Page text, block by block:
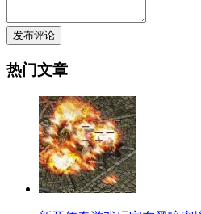
发布评论
热门文章